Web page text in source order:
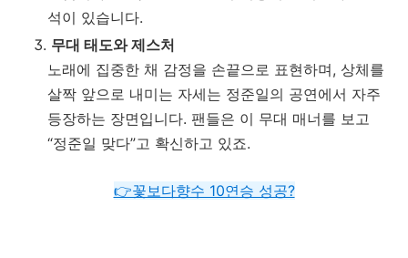
석이 있습니다.
무대 태도와제스처
노래에 집중한 채 감정을 손끝으로 표현하며, 상체를
살짝 앞으로 내미는 자세는 정준일의 공연에서 자주
등장하는 장면입니다. 팬들은 이 무대 매너를 보고
“정준일 맞다”고 확신하고 있죠.
👉꽃보다향수 10연승 성공?